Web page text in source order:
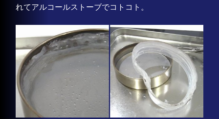
れてアルコールストーブでコトコト。